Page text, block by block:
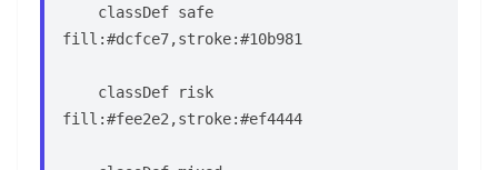
fill:#dcfce7,stroke:#10b981
fill:#fee2e2,stroke:#ef4444